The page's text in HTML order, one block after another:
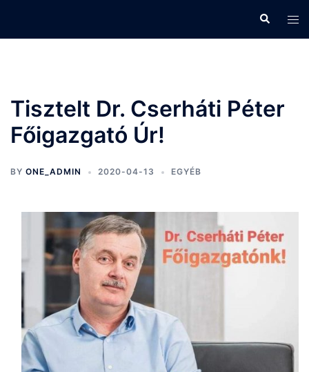
Search
Tisztelt Dr. Cserháti Péter
Főigazgató Úr!
BY ONE_ADMIN 2020-04-13 EGYÉB